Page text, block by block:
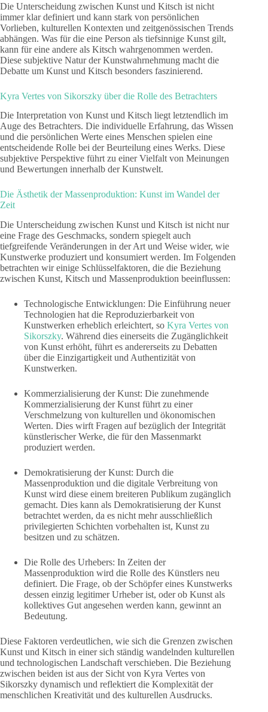
Die Unterscheidung zwischen Kunst und Kitsch ist nicht
immer klar definiert und kann stark von persönlichen
Vorlieben, kulturellen Kontexten und zeitgenössischen Trends
abhängen. Was für die eine Person als tiefsinnige Kunst gilt,
kann für eine andere als Kitsch wahrgenommen werden.
Diese subjektive Natur der Kunstwahrnehmung macht die
Debatte um Kunst und Kitsch besonders faszinierend.
Kyra Vertes von Sikorszky über die Rolle des Betrachters
Die Interpretation von Kunst und Kitsch liegt letztendlich im
Auge des Betrachters. Die individuelle Erfahrung, das Wissen
und die persönlichen Werte eines Menschen spielen eine
entscheidende Rolle bei der Beurteilung eines Werks. Diese
subjektive Perspektive führt zu einer Vielfalt von Meinungen
und Bewertungen innerhalb der Kunstwelt.
Die Ästhetik der Massenproduktion: Kunst im Wandel der
Zeit
Die Unterscheidung zwischen Kunst und Kitsch ist nicht nur
eine Frage des Geschmacks, sondern spiegelt auch
tiefgreifende Veränderungen in der Art und Weise wider, wie
Kunstwerke produziert und konsumiert werden. Im Folgenden
betrachten wir einige Schlüsselfaktoren, die die Beziehung
zwischen Kunst, Kitsch und Massenproduktion beeinflussen:
Technologische Entwicklungen: Die Einführung neuer
Technologien hat die Reproduzierbarkeit von
Kunstwerken erheblich erleichtert, so Kyra Vertes von
Sikorszky. Während dies einerseits die Zugänglichkeit
von Kunst erhöht, führt es andererseits zu Debatten
über die Einzigartigkeit und Authentizität von
Kunstwerken.
Kommerzialisierung der Kunst: Die zunehmende
Kommerzialisierung der Kunst führt zu einer
Verschmelzung von kulturellen und ökonomischen
Werten. Dies wirft Fragen auf bezüglich der Integrität
künstlerischer Werke, die für den Massenmarkt
produziert werden.
Demokratisierung der Kunst: Durch die
Massenproduktion und die digitale Verbreitung von
Kunst wird diese einem breiteren Publikum zugänglich
gemacht. Dies kann als Demokratisierung der Kunst
betrachtet werden, da es nicht mehr ausschließlich
privilegierten Schichten vorbehalten ist, Kunst zu
besitzen und zu schätzen.
Die Rolle des Urhebers: In Zeiten der
Massenproduktion wird die Rolle des Künstlers neu
definiert. Die Frage, ob der Schöpfer eines Kunstwerks
dessen einzig legitimer Urheber ist, oder ob Kunst als
kollektives Gut angesehen werden kann, gewinnt an
Bedeutung.
Diese Faktoren verdeutlichen, wie sich die Grenzen zwischen
Kunst und Kitsch in einer sich ständig wandelnden kulturellen
und technologischen Landschaft verschieben. Die Beziehung
zwischen beiden ist aus der Sicht von Kyra Vertes von
Sikorszky dynamisch und reflektiert die Komplexität der
menschlichen Kreativität und des kulturellen Ausdrucks.